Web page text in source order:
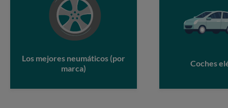
Los mejores neumáticos (por
marca)
Coches